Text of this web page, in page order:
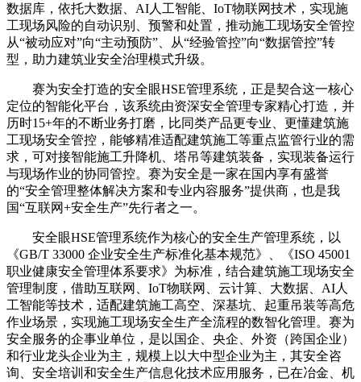
数据库，依托大数据、AI人工智能、IoT物联网技术，实现施
工现场风险的自动识别、预警和处置，推动施工现场安全管控
从“被动应对”向“主动预防”、从“经验管控”向“数据管控”转
型，助力建筑业安全治理模式升级。
赛为安全打造的安全眼HSE管理系统，正是契合这一核心
定位的智能化平台，该系统由资深安全管理专家精心打造，并
历时15+年的不断业务打磨，比同类产品更专业、更懂建筑施
工现场安全管控，能够精准适配建筑施工等重点监管行业的需
求，可对接智能施工升降机、塔吊等建筑装备，实现装备运行
与现场作业的协同管控。赛为安全是一家在国内享有盛誉
的“安全管理整体解决方案和专业内容服务”提供商，也是我
国“互联网+安全生产”先行者之一。
安全眼HSE管理系统作为核心的安全生产管理系统，以
《GB/T 33000 企业安全生产标准化基本规范》、《ISO 45001
职业健康安全管理体系要求》为标准，结合建筑施工现场安全
管理制度，借助互联网、IoT物联网、云计算、大数据、AI人
工智能等技术，适配建筑施工高空、深基坑、起重吊装等高危
作业场景，实现施工现场安全生产全流程的数智化管理。赛为
安全服务的企事业单位，是以国企、央企、外资（跨国企业）
和行业龙头企业为主，规模上以大中型企业为主，其安全咨
询、安全培训和安全生产信息化技术应用服务，已在冶金、机